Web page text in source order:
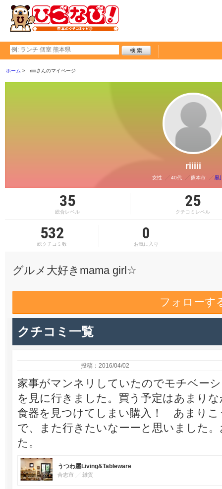
ホーム riiiiiさんのマイページ
riiiii
女性 40代 熊本市 黒
35
総合レベル
25
クチコミレベル
532
総クチコミ数
0
お気に入り
グルメ大好きmama girl☆
フォローす
クチコミ一覧
投稿：2016/04/02
家事がマンネリしていたのでモチベー
を見に行きました。買う予定はあまり
食器を見つけてしまい購入！ あまりこ
で、また行きたいなーーと思いました
た。
うつわ屋Living&Tableware
合志市 雑貨